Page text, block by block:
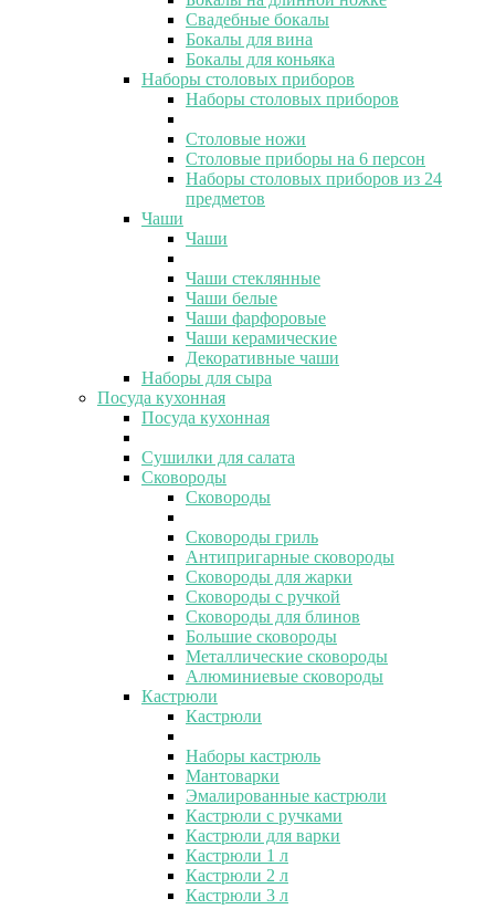
Свадебные бокалы
Бокалы для вина
Бокалы для коньяка
Наборы столовых приборов
Наборы столовых приборов
Столовые ножи
Столовые приборы на 6 персон
Наборы столовых приборов из 24
предметов
Чаши
Чаши
Чаши стеклянные
Чаши белые
Чаши фарфоровые
Чаши керамические
Декоративные чаши
Наборы для сыра
Посуда кухонная
Посуда кухонная
Сушилки для салата
Сковороды
Сковороды
Сковороды гриль
Антипригарные сковороды
Сковороды для жарки
Сковороды с ручкой
Сковороды для блинов
Большие сковороды
Металлические сковороды
Алюминиевые сковороды
Кастрюли
Кастрюли
Наборы кастрюль
Мантоварки
Эмалированные кастрюли
Кастрюли с ручками
Кастрюли для варки
Кастрюли 1 л
Кастрюли 2 л
Кастрюли 3 л